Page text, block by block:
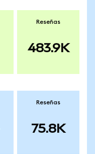
Reseñas
483.9K
Reseñas
75.8K